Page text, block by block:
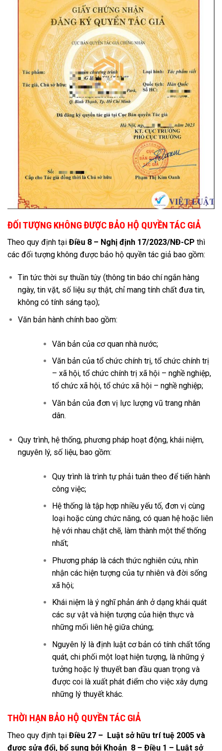
ĐỐI TƯỢNG KHÔNG ĐƯỢC BẢO HỘ QUYỀN TÁC GIẢ
Theo quy định tại Điều 8 – Nghị định 17/2023/NĐ-CP thì
các đối tượng không được bảo hộ quyền tác giả bao gồm:
Tin tức thời sự thuần túy (thông tin báo chí ngắn hàng
ngày, tin vặt, số liệu sự thật, chỉ mang tính chất đưa tin,
không có tính sáng tạo);
Văn bản hành chính bao gồm:
Văn bản của cơ quan nhà nước;
Văn bản của tổ chức chính trị, tổ chức chính trị
– xã hội, tổ chức chính trị xã hội – nghề nghiệp,
tổ chức xã hội, tổ chức xã hội – nghề nghiệp;
Văn bản của đơn vị lực lượng vũ trang nhân
dân.
Quy trình, hệ thống, phương pháp hoạt động, khái niệm,
nguyên lý, số liệu, bao gồm:
Quy trình là trình tự phải tuân theo để tiến hành
công việc;
Hệ thống là tập hợp nhiều yếu tố, đơn vị cùng
loại hoặc cùng chức năng, có quan hệ hoặc liên
hệ với nhau chặt chẽ, làm thành một thể thống
nhất;
Phương pháp là cách thức nghiên cứu, nhìn
nhận các hiện tượng của tự nhiên và đời sống
xã hội;
Khái niệm là ý nghĩ phản ánh ở dạng khái quát
các sự vật và hiện tượng của hiện thực và
những mối liên hệ giữa chúng;
Nguyên lý là định luật cơ bản có tính chất tổng
quát, chi phối một loạt hiện tượng, là những ý
tưởng hoặc lý thuyết ban đầu quan trọng và
được coi là xuất phát điểm cho việc xây dựng
những lý thuyết khác.
THỜI HẠN BẢO HỘ QUYỀN TÁC GIẢ
Theo quy định tại Điều 27 – Luật sở hữu trí tuệ 2005 và
được sửa đổi, bổ sung bởi Khoản 8 – Điều 1 – Luật sở